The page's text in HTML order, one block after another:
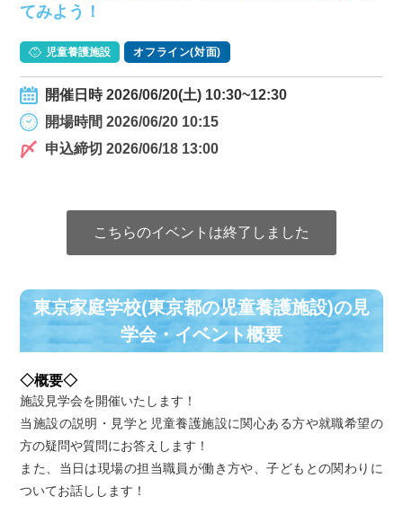
てみよう！
児童養護施設 オフライン(対面)
開催日時 2026/06/20(土) 10:30~12:30
開場時間 2026/06/20 10:15
申込締切 2026/06/18 13:00
こちらのイベントは終了しました
東京家庭学校(東京都の児童養護施設)の⾒
学会・イベント概要
◇概要◇
施設見学会を開催いたします！
当施設の説明・見学と児童養護施設に関心ある方や就職希望の
方の疑問や質問にお答えします！
また、当日は現場の担当職員が働き方や、子どもとの関わりに
ついてお話しします！